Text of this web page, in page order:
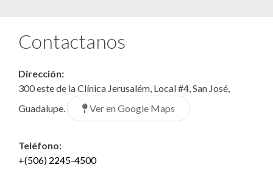
Contactanos
Dirección:
300 este de la Clínica Jerusalém, Local #4, San José,
Guadalupe.
Ver en Google Maps
Teléfono:
+(506) 2245-4500